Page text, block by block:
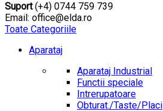
Suport(+4) 0744 759 739
Email: office@elda.ro
Toate Categoriile
Aparataj
Aparataj Industrial
Functii speciale
Intrerupatoare
Obturat./Taste/Placi